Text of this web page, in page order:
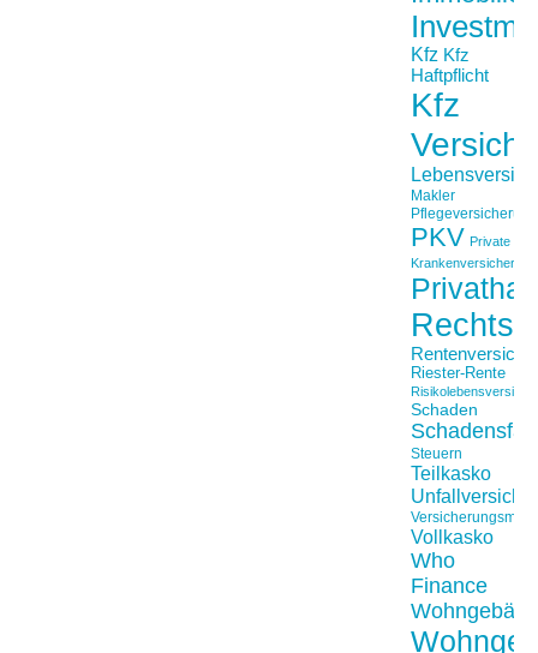
Kfz Kfz
Haftpflicht
Kfz
Makler
Pflegeversicherung
PKV Private
Krankenversicherung
Riester-Rente
Schaden
Steuern
Teilkasko
Vollkasko
Who
Finance